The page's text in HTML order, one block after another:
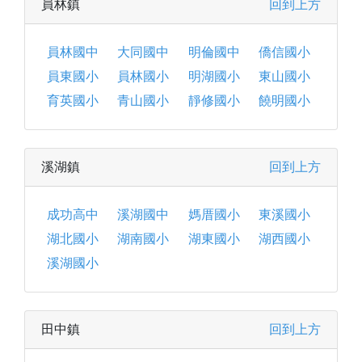
回到上方
員林鎮
員林國中 大同國中 明倫國中
僑信國小
員東國小
員林國小 明湖國小
東山國小
育英國小
青山國小 靜修國小 饒明國小
回到上方
溪湖鎮
成功高中 溪湖國中 媽厝國小
東溪國小
湖北國小
湖南國小 湖東國小
湖西國小
溪湖國小
回到上方
田中鎮